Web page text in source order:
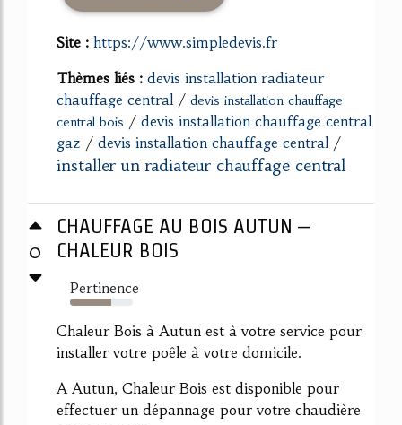
Site : https://www.simpledevis.fr
Thèmes liés : devis installation radiateur
chauffage central / devis installation chauffage
central bois / devis installation chauffage central
gaz / devis installation chauffage central /
installer un radiateur chauffage central
0
CHAUFFAGE AU BOIS AUTUN –
CHALEUR BOIS
Pertinence
65%
Chaleur Bois à Autun est à votre service pour
installer votre poêle à votre domicile.
A Autun, Chaleur Bois est disponible pour
effectuer un dépannage pour votre chaudière